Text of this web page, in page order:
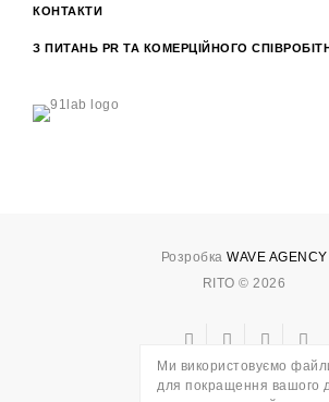
КОНТАКТИ
З ПИТАНЬ PR ТА КОМЕРЦІЙНОГО
Розробка WAVE AGENCY
RITO © 2026
Ми використовуємо
для покращення вашого